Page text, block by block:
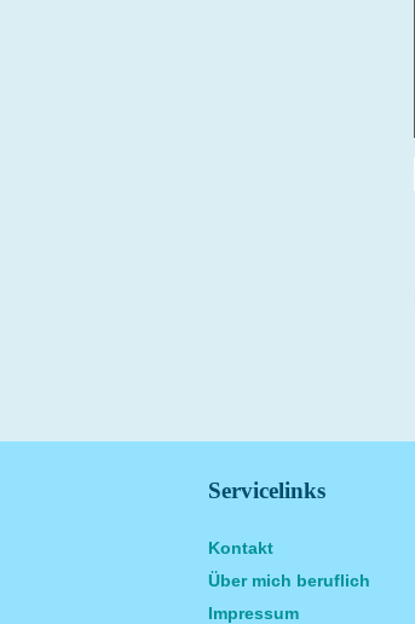
Servicelinks
Kontakt
Über mich beruflich
Impressum